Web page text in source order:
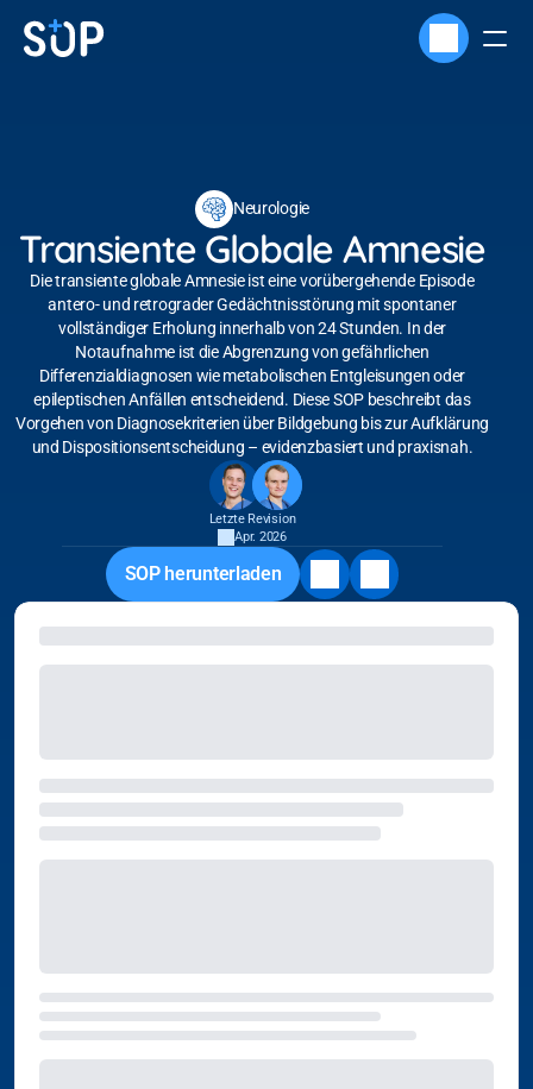
Neurologie
Transiente Globale Amnesie
Die transiente globale Amnesie ist eine vorübergehende Episode
antero- und retrograder Gedächtnisstörung mit spontaner
vollständiger Erholung innerhalb von 24 Stunden. In der
Notaufnahme ist die Abgrenzung von gefährlichen
Differenzialdiagnosen wie metabolischen Entgleisungen oder
epileptischen Anfällen entscheidend. Diese SOP beschreibt das
Vorgehen von Diagnosekriterien über Bildgebung bis zur Aufklärung
und Dispositionsentscheidung – evidenzbasiert und praxisnah.
Letzte Revision
Apr. 2026
SOP herunterladen